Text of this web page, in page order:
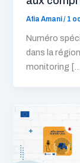
Afia Amani/ 1
Numéro
dans la
monitoring